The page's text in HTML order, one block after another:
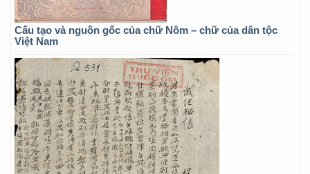
Cấu tạo và nguồn gốc của chữ Nôm – chữ của dân tộc
Việt Nam